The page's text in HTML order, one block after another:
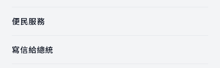
便民服務
寫信給總統